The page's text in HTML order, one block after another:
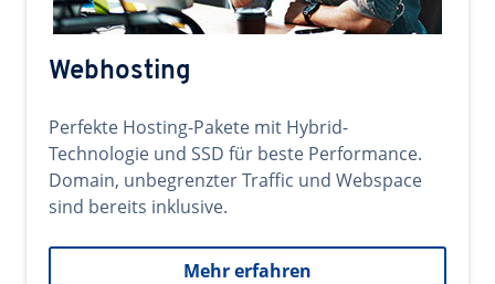
Webhosting
Perfekte Hosting-Pakete mit Hybrid-
Technologie und SSD für beste Performance.
Domain, unbegrenzter Traffic und Webspace
sind bereits inklusive.
Mehr erfahren